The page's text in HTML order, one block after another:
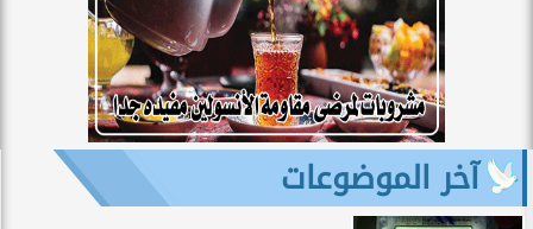
آخر الموضوعات